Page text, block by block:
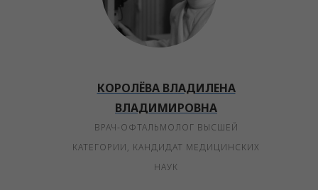
КОРОЛЁВА ВЛАДИЛЕНА
ВЛАДИМИРОВНА
ВРАЧ-ОФТАЛЬМОЛОГ ВЫСШЕЙ
КАТЕГОРИИ, КАНДИДАТ МЕДИЦИНСКИХ
НАУК